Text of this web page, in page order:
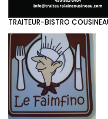
TRAITEUR-BISTRO